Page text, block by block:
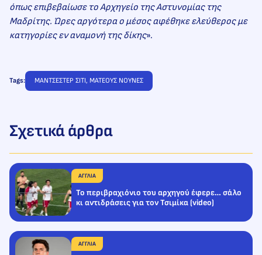
όπως επιβεβαίωσε το Αρχηγείο της Αστυνομίας της
Μαδρίτης. Ώρες αργότερα ο μέσος αφέθηκε ελεύθερος με
κατηγορίες εν αναμονή της δίκης».
Tags: ΜΑΝΤΣΕΣΤΕΡ ΣΙΤΙ, ΜΑΤΕΟΥΣ ΝΟΥΝΕΣ
Σχετικά άρθρα
ΑΓΓΛΙΑ
Το περιβραχιόνιο του αρχηγού έφερε… σάλο
κι αντιδράσεις για τον Τσιμίκα (video)
ΑΓΓΛΙΑ